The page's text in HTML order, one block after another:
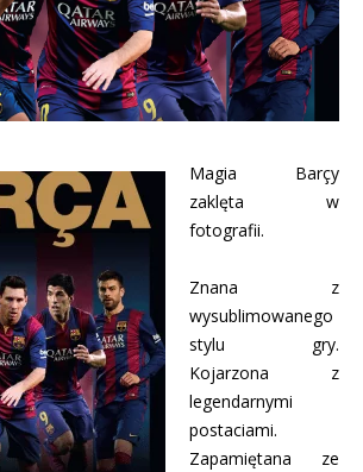
Magia Barçy
zaklęta w
fotografii.
Znana z
wysublimowanego
stylu gry.
Kojarzona z
legendarnymi
postaciami.
Zapamiętana ze